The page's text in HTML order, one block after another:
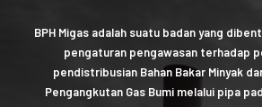
BPH Migas adalah suatu badan yang
pengaturan pengawasan terhadap
pendistribusian Bahan Bakar Minyak
Pengangkutan Gas Bumi melalui pipa